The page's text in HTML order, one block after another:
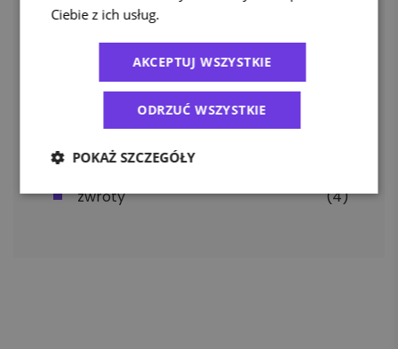
Tagi
apaczka pro
logistyka
przesyłka
przesyłki
niestandardowe
zwroty
(4)
Ciebie z ich usług.
AKCEPTUJ WSZYSTKIE
ODRZUĆ WSZYSTKIE
POKAŻ SZCZEGÓŁY